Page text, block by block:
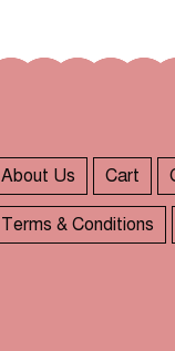
About Us Cart
Terms & Conditions